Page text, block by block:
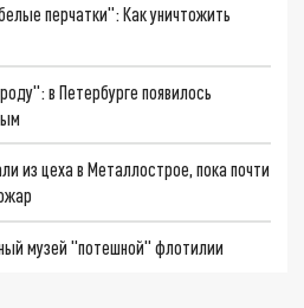
перчатки": Как уничтожить
в Петербурге появилось
из цеха в Металлострое, пока почти
музей "потешной" флотилии